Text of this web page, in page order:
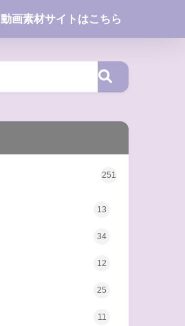
動画素材サイトはこちら
251
13
34
12
25
11